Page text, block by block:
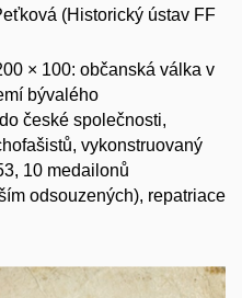
(Historický ústav FF
× 100: občanská válka v
bývalého
české společnosti,
vykonstruovaný
10 medailonů
odsouzených), repatriace